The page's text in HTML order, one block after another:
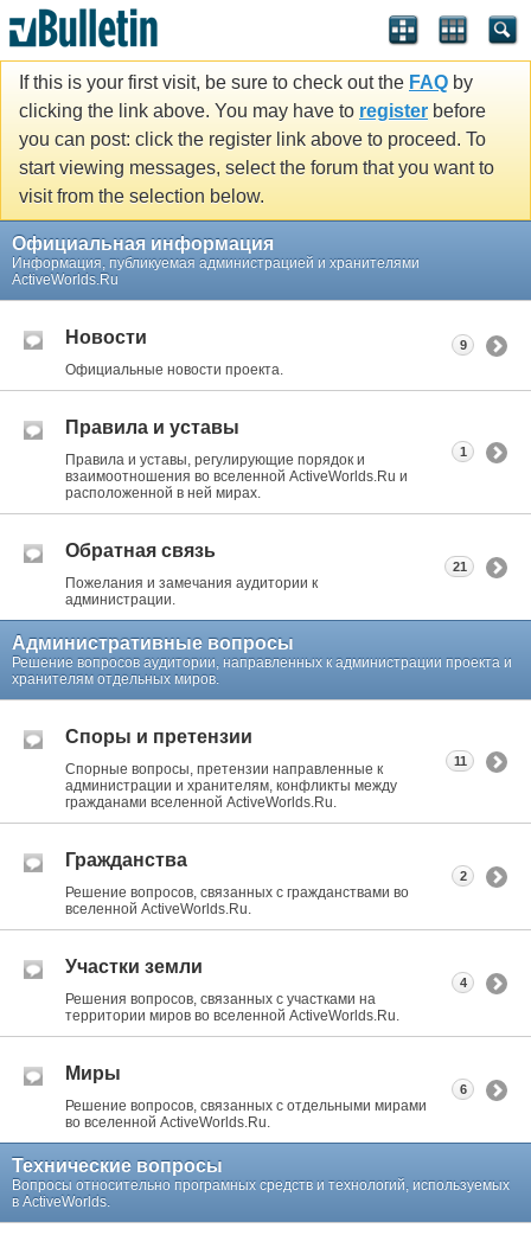
If this is your first visit, be sure to check out the FAQ by
clicking the link above. You may have to register before
you can post: click the register link above to proceed. To
start viewing messages, select the forum that you want to
visit from the selection below.
Официальная информация
Информация, публикуемая администрацией и хранителями
ActiveWorlds.Ru
Новости
Официальные новости проекта.
9
Правила и уставы
Правила и уставы, регулирующие порядок и
взаимоотношения во вселенной ActiveWorlds.Ru и
расположенной в ней мирах.
1
Обратная связь
Пожелания и замечания аудитории к
администрации.
21
Административные вопросы
Решение вопросов аудитории, направленных к администрации проекта и
хранителям отдельных миров.
Споры и претензии
Спорные вопросы, претензии направленные к
администрации и хранителям, конфликты между
гражданами вселенной ActiveWorlds.Ru.
11
Гражданства
Решение вопросов, связанных с гражданствами во
вселенной ActiveWorlds.Ru.
2
Участки земли
Решения вопросов, связанных с участками на
территории миров во вселенной ActiveWorlds.Ru.
4
Миры
Решение вопросов, связанных с отдельными мирами
во вселенной ActiveWorlds.Ru.
6
Технические вопросы
Вопросы относительно програмных средств и технологий, используемых
в ActiveWorlds.